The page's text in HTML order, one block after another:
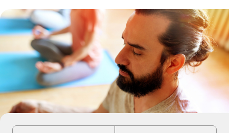
Sök kurser och evenemang
Om SV
Starta studiecirkel
Cirkelledare
Nyheter